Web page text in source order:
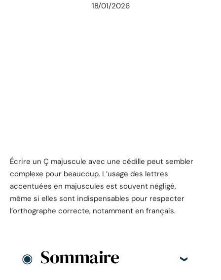
18/01/2026
Écrire un Ç majuscule avec une cédille peut sembler
complexe pour beaucoup. L’usage des lettres
accentuées en majuscules est souvent négligé,
même si elles sont indispensables pour respecter
l’orthographe correcte, notamment en français.
Sommaire